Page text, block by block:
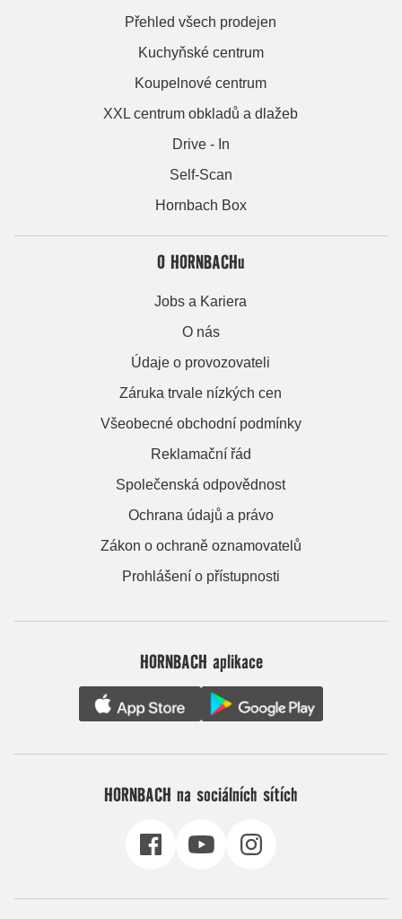
Přehled všech prodejen
Kuchyňské centrum
Koupelnové centrum
XXL centrum obkladů a dlažeb
Drive - In
Self-Scan
Hornbach Box
O HORNBACHu
Jobs a Kariera
O nás
Údaje o provozovateli
Záruka trvale nízkých cen
Všeobecné obchodní podmínky
Reklamační řád
Společenská odpovědnost
Ochrana údajů a právo
Zákon o ochraně oznamovatelů
Prohlášení o přístupnosti
HORNBACH aplikace
HORNBACH na sociálních sítích